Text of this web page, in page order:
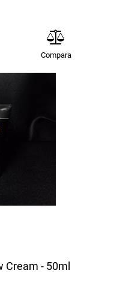
Compara
Cream - 50ml